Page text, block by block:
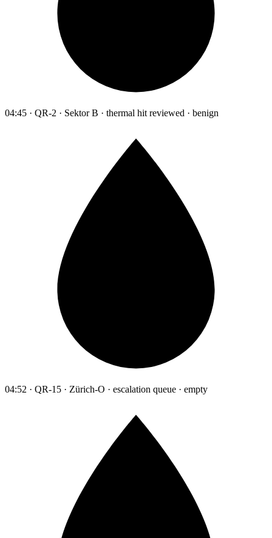
04:45 · QR-2 · Sektor B · thermal hit reviewed · benign
04:52 · QR-15 · Zürich-O · escalation queue · empty